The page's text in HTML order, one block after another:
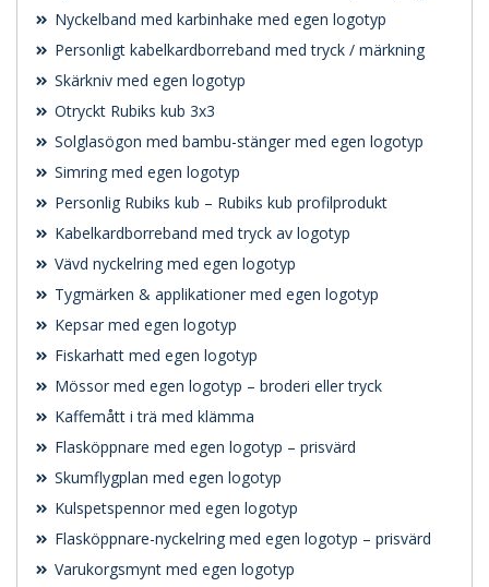
Nyckelband med karbinhake med egen logotyp
Personligt kabelkardborreband med tryck / märkning
Skärkniv med egen logotyp
Otryckt Rubiks kub 3x3
Solglasögon med bambu-stänger med egen logotyp
Simring med egen logotyp
Personlig Rubiks kub – Rubiks kub profilprodukt
Kabelkardborreband med tryck av logotyp
Vävd nyckelring med egen logotyp
Tygmärken & applikationer med egen logotyp
Kepsar med egen logotyp
Fiskarhatt med egen logotyp
Mössor med egen logotyp – broderi eller tryck
Kaffemått i trä med klämma
Flasköppnare med egen logotyp – prisvärd
Skumflygplan med egen logotyp
Kulspetspennor med egen logotyp
Flasköppnare-nyckelring med egen logotyp – prisvärd
Varukorgsmynt med egen logotyp